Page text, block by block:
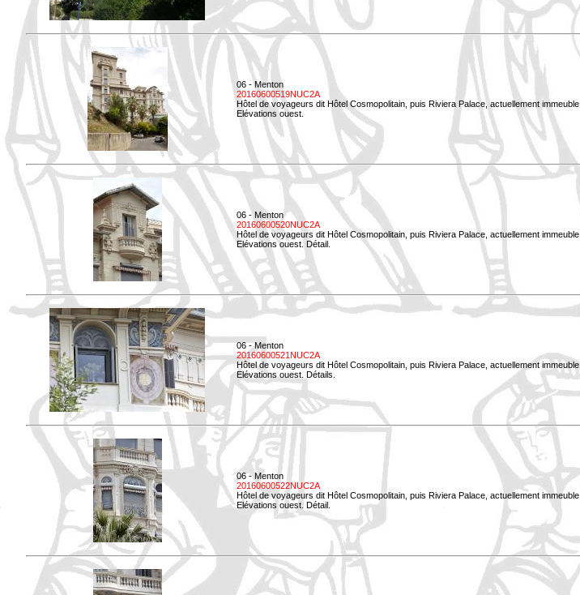
06 - Menton
20160600519NUC2A
Hôtel de voyageurs dit Hôtel Cosmopolitain, puis Riviera Palace, actuellement immeuble
Elévations ouest.
06 - Menton
20160600520NUC2A
Hôtel de voyageurs dit Hôtel Cosmopolitain, puis Riviera Palace, actuellement immeuble
Elévations ouest. Détail.
06 - Menton
20160600521NUC2A
Hôtel de voyageurs dit Hôtel Cosmopolitain, puis Riviera Palace, actuellement immeuble
Elévations ouest. Détails.
06 - Menton
20160600522NUC2A
Hôtel de voyageurs dit Hôtel Cosmopolitain, puis Riviera Palace, actuellement immeuble
Elévations ouest. Détail.